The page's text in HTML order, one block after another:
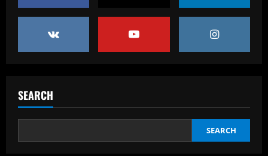
SEARCH
SEARCH
Baccarat
“Sensational” £150k-a-week Liverpool
1
Man Utd's most expensive signings of all
time – list
12/09/2025